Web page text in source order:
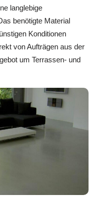
langlebige
benötigte Material
Konditionen
von Aufträgen aus der
um Terrassen- und